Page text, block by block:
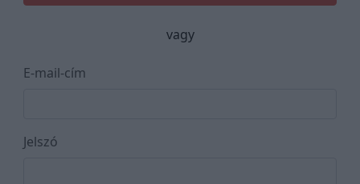
vagy
E-mail-cím
Jelszó